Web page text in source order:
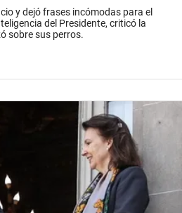
y dejó frases incómodas para el
del Presidente, criticó la
sobre sus perros.